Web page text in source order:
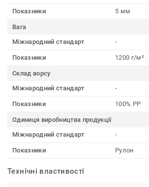
Показники 5 мм
Вага
Міжнародний стандарт
-
Показники 1200 г/м²
Склад ворсу
Міжнародний стандарт
-
Показники 100% PP
Одиниця виробництва продукції
Міжнародний стандарт
-
Показники Рулон
Технічні властивості